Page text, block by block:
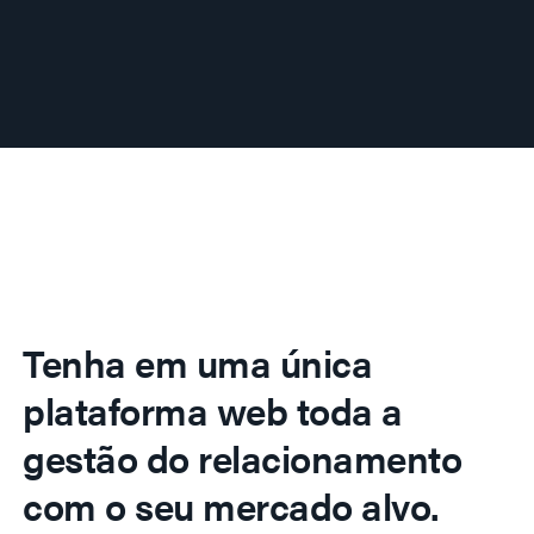
Tenha em uma única
plataforma web toda a
gestão do relacionamento
com o seu mercado alvo.